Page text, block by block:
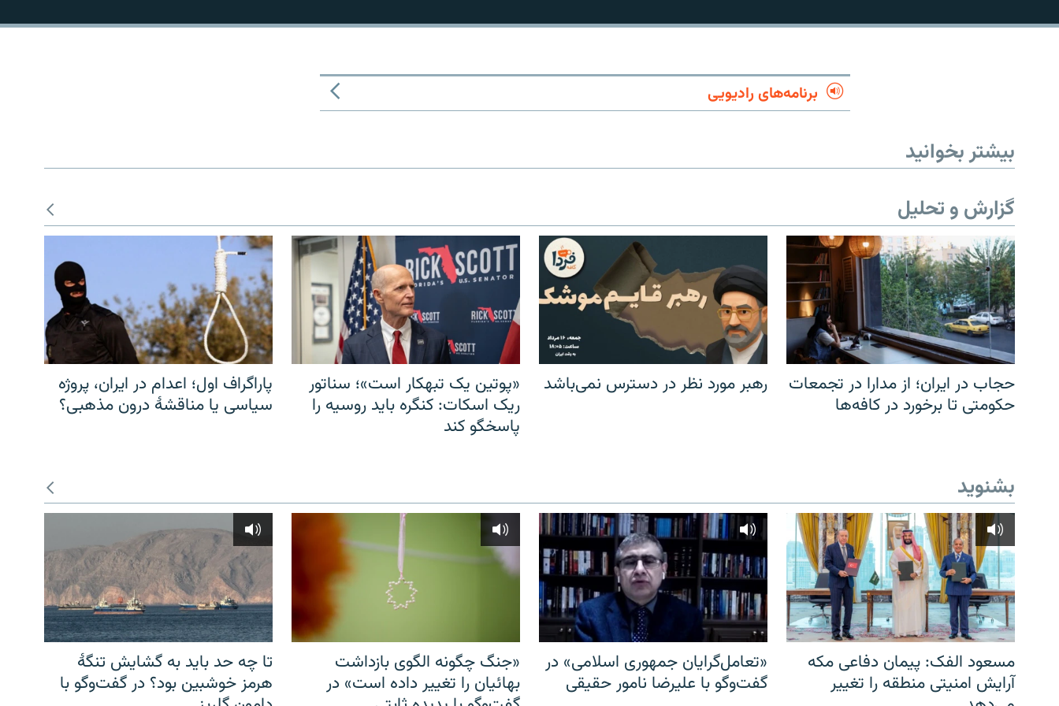
برنامه‌های رادیویی
بیشتر بخوانید
گزارش و تحلیل
حجاب در ایران؛ از مدارا در تجمعات
حکومتی تا برخورد در کافه‌ها
رهبر مورد نظر در دسترس نمی‌باشد
«پوتین یک تبهکار است»؛ سناتور
ریک اسکات: کنگره باید روسیه را
پاسخگو کند
پاراگراف اول؛ اعدام در ایران، پروژه
سیاسی یا مناقشهٔ درون مذهبی؟
بشنوید
مسعود الفک: پیمان دفاعی مکه
آرایش امنیتی منطقه را تغییر
«تعامل‌گرایان جمهوری اسلامی» در
گفت‌وگو با علیرضا نامور حقیقی
«جنگ چگونه الگوی بازداشت
بهائیان را تغییر داده است» در
تا چه حد باید به گشایش تنگهٔ
هرمز خوشبین بود؟ در گفت‌وگو با